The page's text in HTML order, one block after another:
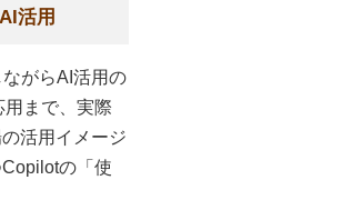
活用
がらAI活用の
まで、実際
活用イメージ
の「使